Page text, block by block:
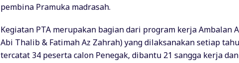
pembina Pramuka madrasah.
Kegiatan PTA merupakan bagian dari program kerja Ambalan
Abi Thalib & Fatimah Az Zahrah) yang dilaksanakan setiap
tercatat 34 peserta calon Penegak, dibantu 21 sangga kerja